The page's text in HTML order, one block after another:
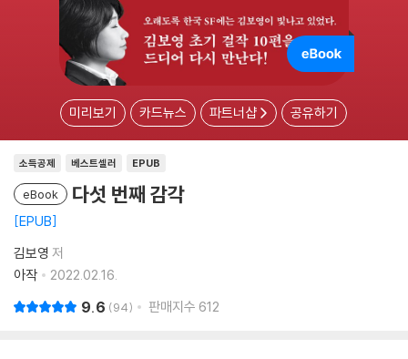
미리보기 카드뉴스 파트너샵 공유하기
소득공제 베스트셀러 EPUB
eBook 다섯 번째 감각
EPUB
김보영 저
아작
2022.02.16.
9.6 94 판매지수 612